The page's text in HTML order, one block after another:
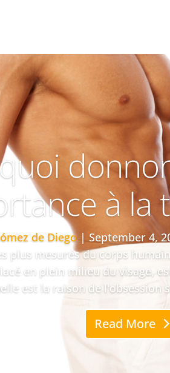
à la
de Diego| September 4,
plus mesurés du corps
en plein milieu du visage,
est la raison de l'obsession
Read More